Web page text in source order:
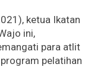
ketua Ikatan
ini,
para atlit
pelatihan